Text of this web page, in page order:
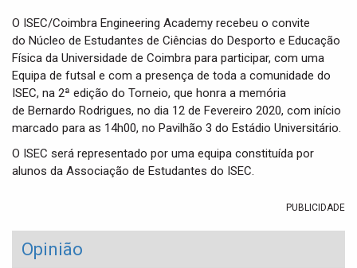
n
O ISEC/Coimbra Engineering Academy recebeu o convite
do Núcleo de Estudantes de Ciências do Desporto e Educação
Física da Universidade de Coimbra para participar, com uma
Equipa de futsal e com a presença de toda a comunidade do
ISEC, na 2ª edição do Torneio, que honra a memória
de Bernardo Rodrigues, no dia 12 de Fevereiro 2020, com início
marcado para as 14h00, no Pavilhão 3 do Estádio Universitário.
O ISEC será representado por uma equipa constituída por
alunos da Associação de Estudantes do ISEC.
PUBLICIDADE
Opinião